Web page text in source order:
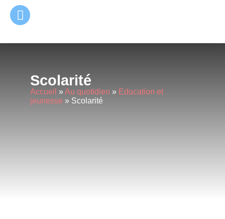
principal
Scolarité
Accueil »Au quotidien » Education et
jeunesse » Scolarité